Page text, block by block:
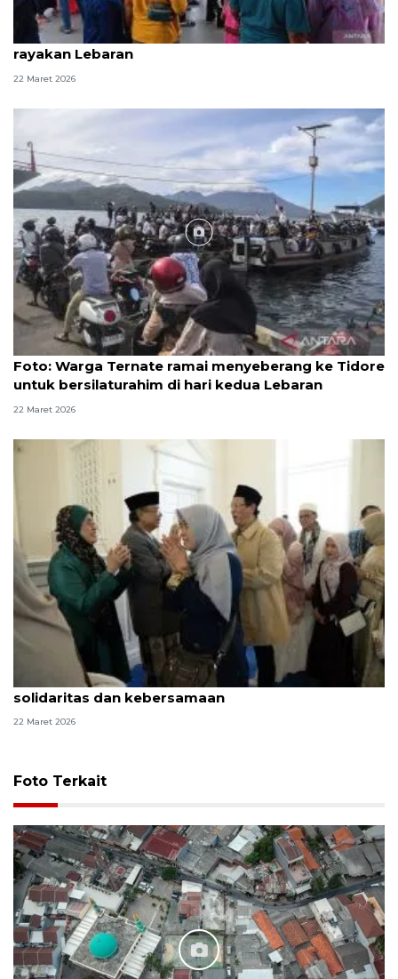
Warga Jabodetabek padati KRL untuk silaturahmi
rayakan Lebaran
22 Maret 2026
Foto: Warga Ternate ramai menyeberang ke Tidore
untuk bersilaturahim di hari kedua Lebaran
22 Maret 2026
Idul Fitri di AS, diaspora Indonesia tunjukkan
solidaritas dan kebersamaan
22 Maret 2026
Foto Terkait